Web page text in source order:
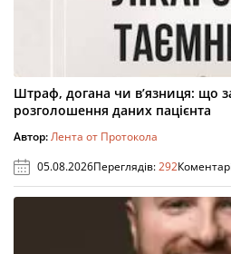
Штраф, догана чи в’язниця: що
розголошення даних пацієнта
Автор:Лента от Протокола
05.08.2026Переглядів:292